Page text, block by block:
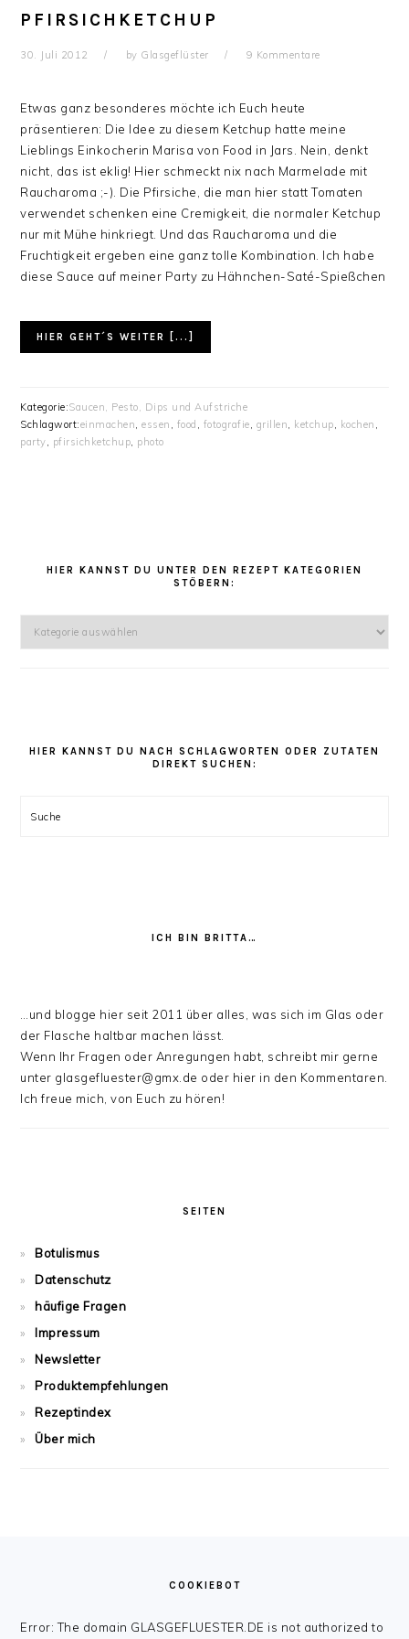
PFIRSICHKETCHUP
30. Juli 2012 by Glasgeflüster 9 Kommentare
Etwas ganz besonderes möchte ich Euch heute
präsentieren: Die Idee zu diesem Ketchup hatte meine
Lieblings Einkocherin Marisa von Food in Jars. Nein, denkt
nicht, das ist eklig! Hier schmeckt nix nach Marmelade mit
Raucharoma ;-). Die Pfirsiche, die man hier statt Tomaten
verwendet schenken eine Cremigkeit, die normaler Ketchup
nur mit Mühe hinkriegt. Und das Raucharoma und die
Fruchtigkeit ergeben eine ganz tolle Kombination. Ich habe
diese Sauce auf meiner Party zu Hähnchen-Saté-Spießchen
HIER GEHT´S WEITER [...]
Kategorie:Saucen, Pesto, Dips und Aufstriche
Schlagwort:einmachen,essen , food , fotografie, grillen, ketchup, kochen ,
party, pfirsichketchup, photo
HIER KANNST DU UNTER DEN REZEPT KATEGORIEN
STÖBERN:
Kategorien
HIER KANNST DU NACH SCHLAGWORTEN ODER ZUTATEN
DIREKT SUCHEN:
Suche
ICH BIN BRITTA…
…und blogge hier seit 2011 über alles, was sich im Glas oder
der Flasche haltbar machen lässt.
Wenn Ihr Fragen oder Anregungen habt, schreibt mir gerne
unter glasgefluester@gmx.de oder hier in den Kommentaren.
Ich freue mich, von Euch zu hören!
SEITEN
Botulismus
Datenschutz
häufige Fragen
Impressum
Newsletter
Produktempfehlungen
Rezeptindex
Über mich
COOKIEBOT
Error: The domain GLASGEFLUESTER.DE is not authorized to